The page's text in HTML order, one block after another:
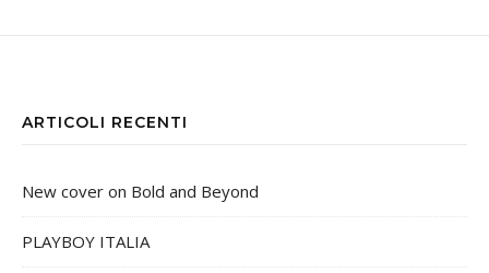
ARTICOLI RECENTI
New cover on Bold and Beyond
PLAYBOY ITALIA